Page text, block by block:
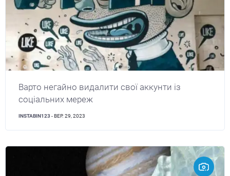
Варто негайно видалити свої аккунти із
соціальних мереж
INSTABIN123 - ВЕР. 29, 2023